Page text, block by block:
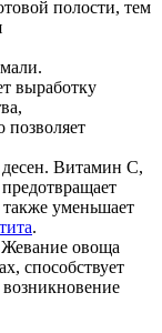
полости, тем
выработку
позволяет
Витамин C,
также уменьшает
.
овоща
способствует